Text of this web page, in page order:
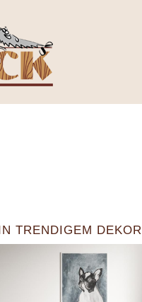
TRENDIGEM DEKOR